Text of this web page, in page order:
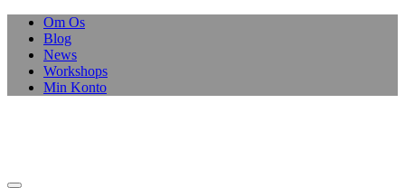
Om Os
Blog
News
Workshops
Min Konto